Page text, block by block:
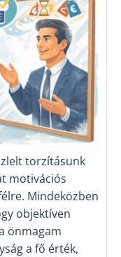
torzításunk
motivációs
Mindeközben
objektíven
önmagam
a fő érték,